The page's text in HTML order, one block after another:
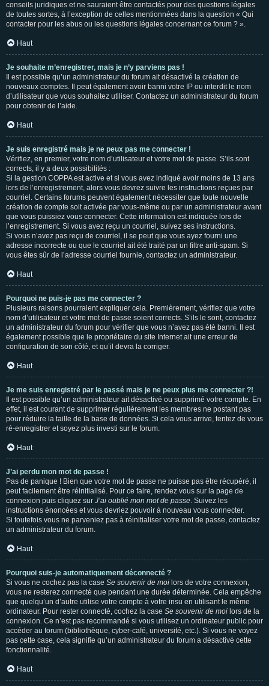
conseils juridiques et ne sauraient être contactés pour des questions légales
de toutes sortes, à l’exception de celles mentionnées dans la question « Qui
contacter pour les abus ou les questions légales concernant ce forum ? ».
Haut
Je souhaite m’enregistrer, mais je n’y parviens pas !
Il est possible qu’un administrateur du forum ait désactivé la création de
nouveaux comptes. Il peut également avoir banni votre IP ou interdit le nom
d’utilisateur que vous souhaitez utiliser. Contactez un administrateur du forum
pour obtenir de l’aide.
Haut
Je suis enregistré mais je ne peux pas me connecter !
Vérifiez, en premier, votre nom d’utilisateur et votre mot de passe. S’ils sont
corrects, il y a deux possibilités :
Si la gestion COPPA est active et si vous avez indiqué avoir moins de 13 ans
lors de l’enregistrement, alors vous devrez suivre les instructions reçues par
courriel. Certains forums peuvent également nécessiter que toute nouvelle
création de compte soit activée par vous-même ou par un administrateur avant
que vous puissiez vous connecter. Cette information est indiquée lors de
l’enregistrement. Si vous avez reçu un courriel, suivez ses instructions.
Si vous n’avez pas reçu de courriel, il se peut que vous ayez fourni une
adresse incorrecte ou que le courriel ait été traité par un filtre anti-spam. Si
vous êtes sûr de l’adresse courriel fournie, contactez un administrateur.
Haut
Pourquoi ne puis-je pas me connecter ?
Plusieurs raisons pourraient expliquer cela. Premièrement, vérifiez que votre
nom d’utilisateur et votre mot de passe soient corrects. S’ils le sont, contactez
un administrateur du forum pour vérifier que vous n’avez pas été banni. Il est
également possible que le propriétaire du site Internet ait une erreur de
configuration de son côté, et qu’il devra la corriger.
Haut
Je me suis enregistré par le passé mais je ne peux plus me connecter ?!
Il est possible qu’un administrateur ait désactivé ou supprimé votre compte. En
effet, il est courant de supprimer régulièrement les membres ne postant pas
pour réduire la taille de la base de données. Si cela vous arrive, tentez de vous
ré-enregistrer et soyez plus investi sur le forum.
Haut
J’ai perdu mon mot de passe !
Pas de panique ! Bien que votre mot de passe ne puisse pas être récupéré, il
peut facilement être réinitialisé. Pour ce faire, rendez vous sur la page de
connexion puis cliquez sur J’ai oublié mon mot de passe. Suivez les
instructions énoncées et vous devriez pouvoir à nouveau vous connecter.
Si toutefois vous ne parveniez pas à réinitialiser votre mot de passe, contactez
un administrateur du forum.
Haut
Pourquoi suis-je automatiquement déconnecté ?
Si vous ne cochez pas la case Se souvenir de moi lors de votre connexion,
vous ne resterez connecté que pendant une durée déterminée. Cela empêche
que quelqu’un d’autre utilise votre compte à votre insu en utilisant le même
ordinateur. Pour rester connecté, cochez la case Se souvenir de moi lors de la
connexion. Ce n’est pas recommandé si vous utilisez un ordinateur public pour
accéder au forum (bibliothèque, cyber-café, université, etc.). Si vous ne voyez
pas cette case, cela signifie qu’un administrateur du forum a désactivé cette
fonctionnalité.
Haut